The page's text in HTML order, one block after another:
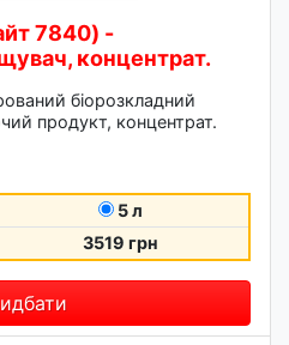
7840) -
концентрат.
біорозкладний
продукт, концентрат.
5 л
3519 грн